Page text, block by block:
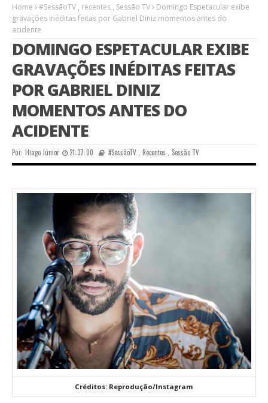
Home #SessãoTV , recentes , Sessão TV
Domingo Espetacular exibe
gravações inéditas feitas por Gabriel Diniz momentos antes do
acidente
DOMINGO ESPETACULAR EXIBE
GRAVAÇÕES INÉDITAS FEITAS
POR GABRIEL DINIZ
MOMENTOS ANTES DO
ACIDENTE
Por: Hiago Júnior 21:37:00 #SessãoTV ,Recentes Sessão TV
Créditos: Reprodução/Instagram